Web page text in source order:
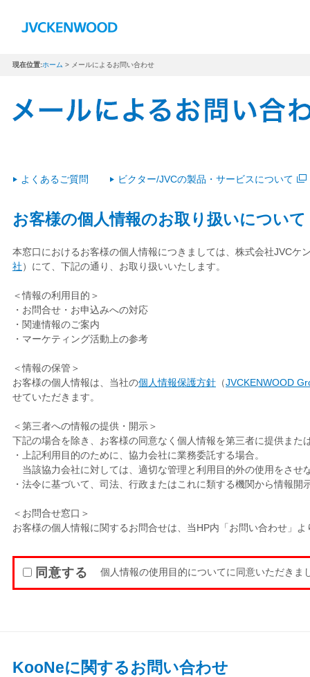
現在位置:ホーム > メールによるお問い合わせ
よくあるご質問 ビクター/JVCの製品・サービスについて
お客様の個人情報のお取り扱いについて
本窓口におけるお客様の個人情報につきましては、株式会社JVCケ
社）にて、下記の通り、お取り扱いいたします。
＜情報の利用目的＞
・お問合せ・お申込みへの対応
・関連情報のご案内
・マーケティング活動上の参考
＜情報の保管＞
お客様の個人情報は、当社の個人情報保護方針 （JVCKENWOOD
せていただきます。
＜第三者への情報の提供・開示＞
下記の場合を除き、お客様の同意なく個人情報を第三者に提供また
・上記利用目的のために、協力会社に業務委託する場合。
当該協力会社に対しては、適切な管理と利用目的外の使用をさせ
・法令に基づいて、司法、行政またはこれに類する機関から情報開
＜お問合せ窓口＞
お客様の個人情報に関するお問合せは、当HP内「お問い合わせ」
同意する 個人情報の使用目的についてに同意いただき
KooNeに関するお問い合わせ